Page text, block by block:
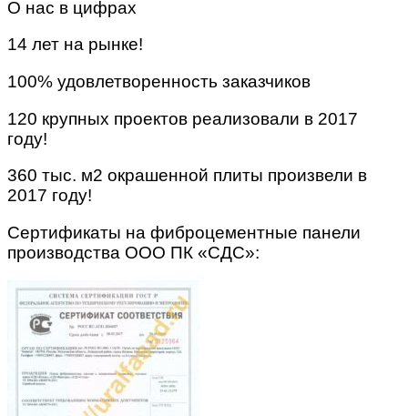
О нас в цифрах
14 лет на рынке!
100% удовлетворенность заказчиков
120 крупных проектов реализовали в 2017
году!
360 тыс. м2 окрашенной плиты произвели в
2017 году!
Сертификаты на фиброцементные панели
производства ООО ПК «СДС»: